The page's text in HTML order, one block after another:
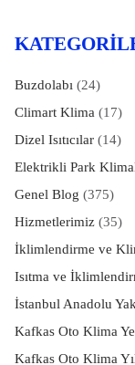
Buzdolabı (24)
Climart Klima (17)
Dizel Isıtıcılar(14)
Elektrikli Park
Genel Blog (375)
Hizmetlerimiz(35)
İklimlendirme ve
Isıtma ve
İstanbul Anadolu
Kafkas Oto Klima
Kafkas Oto Klima